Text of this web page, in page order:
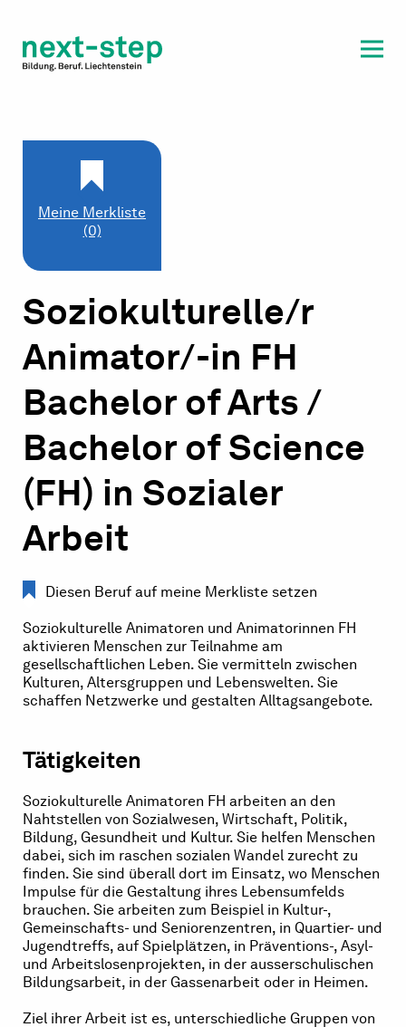
Beratung & Unterstützung
Meine Merkliste
(0)
Soziokulturelle/r
Animator/-in FH
Bachelor of Arts /
Bachelor of Science
(FH) in Sozialer
Arbeit
Diesen Beruf auf meine Merkliste setzen
Soziokulturelle Animatoren und Animatorinnen FH
aktivieren Menschen zur Teilnahme am
gesellschaftlichen Leben. Sie vermitteln zwischen
Kulturen, Altersgruppen und Lebenswelten. Sie
schaffen Netzwerke und gestalten Alltagsangebote.
Tätigkeiten
Soziokulturelle Animatoren FH arbeiten an den
Nahtstellen von Sozialwesen, Wirtschaft, Politik,
Bildung, Gesundheit und Kultur. Sie helfen Menschen
dabei, sich im raschen sozialen Wandel zurecht zu
finden. Sie sind überall dort im Einsatz, wo Menschen
Impulse für die Gestaltung ihres Lebensumfelds
brauchen. Sie arbeiten zum Beispiel in Kultur-,
Gemeinschafts- und Seniorenzentren, in Quartier- und
Jugendtreffs, auf Spielplätzen, in Präventions-, Asyl-
und Arbeitslosenprojekten, in der ausserschulischen
Bildungsarbeit, in der Gassenarbeit oder in Heimen.
Ziel ihrer Arbeit ist es, unterschiedliche Gruppen von